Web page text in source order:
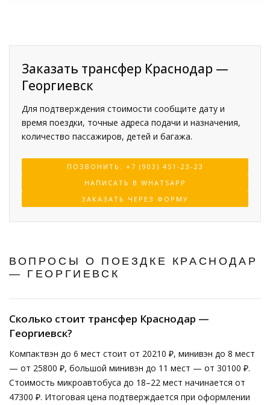
Заказать трансфер Краснодар —
Георгиевск
Для подтверждения стоимости сообщите дату и
время поездки, точные адреса подачи и назначения,
количество пассажиров, детей и багажа.
ПОЗВОНИТЬ: +7 (903) 451-23-23
НАПИСАТЬ В WHATSAPP
ЗАКАЗАТЬ ЧЕРЕЗ ФОРМУ
ВОПРОСЫ О ПОЕЗДКЕ КРАСНОДАР
— ГЕОРГИЕВСК
Сколько стоит трансфер Краснодар —
Георгиевск?
Компактвэн до 6 мест стоит от 20210 ₽, минивэн до 8 мест
— от 25800 ₽, большой минивэн до 11 мест — от 30100 ₽.
Стоимость микроавтобуса до 18–22 мест начинается от
47300 ₽. Итоговая цена подтверждается при оформлении